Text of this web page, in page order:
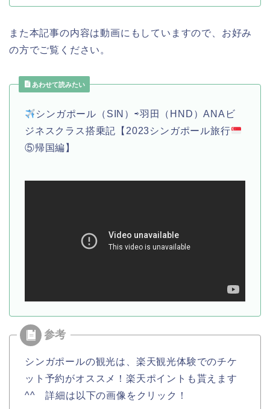
また本記事の内容は動画にもしていますので、お好み
の方でご覧ください。
あわせて読みたい
シンガポール（SIN）⇨羽田（HND）ANAビ
ジネスクラス搭乗記【2023シンガポール旅行
⑤帰国編】
シンガポールの観光は、楽天観光体験でのチケ
ット予約がオススメ！楽天ポイントも貰えます
^^ 詳細は以下の画像をクリック！